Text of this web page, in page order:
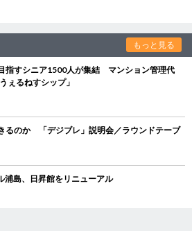
もっと見る
指すシニア1500人が集結 マンション管理代
ぇるねすシップ」
るのか 「デジブレ」説明会／ラウンドテーブ
島、日昇館をリニューアル